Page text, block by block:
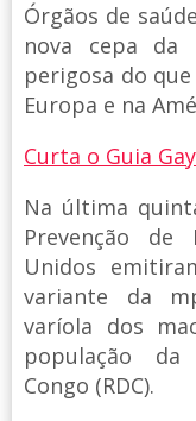
Órgãos de
nova cepa da
perigosa do
Europa e na
Curta o Guia
Na última
Prevenção de
Unidos
variante da
varíola dos
população da
Congo (RDC).